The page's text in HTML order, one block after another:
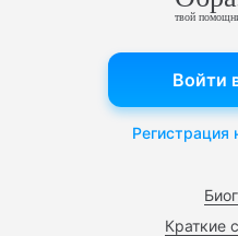
твой
Краткие
Войти
Регистрация